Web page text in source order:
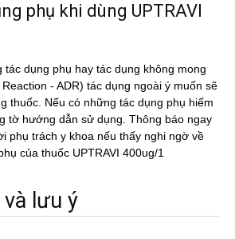
phụ khi dùng UPTRAVI
dụng phụ hay tác dụng không mong
- ADR) tác dụng ngoài ý muốn sẽ
thuốc. Nếu có những tác dụng phụ hiếm
tờ hướng dẫn sử dụng. Thông báo ngay
phụ trách y khoa nếu thấy nghi ngờ về
của thuốc UPTRAVI 400ug/1
lưu ý